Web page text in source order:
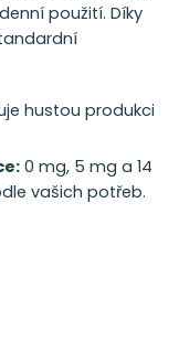
použití. Díky
hustou produkci
0 mg, 5 mg a 14
vašich potřeb.